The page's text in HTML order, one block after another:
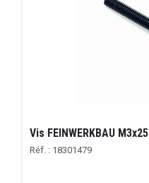
Vis FEINWERKBAU M3x25
Réf. : 18301479